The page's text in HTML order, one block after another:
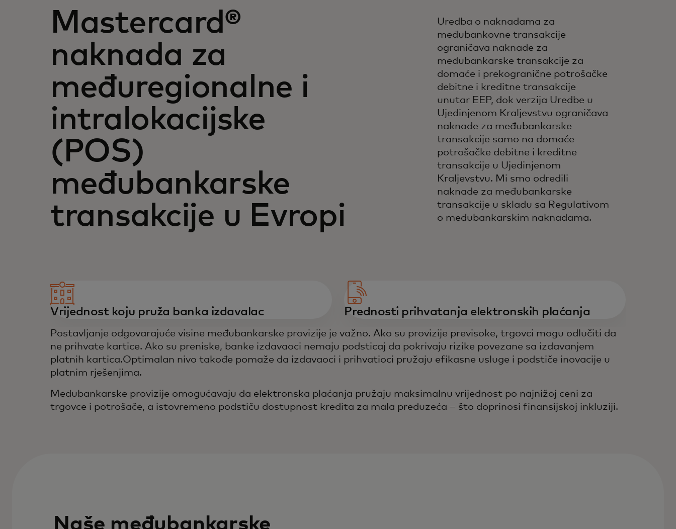
Mastercard®
naknada za
međuregionalne i
intralokacijske
(POS)
međubankarske
transakcije u Evropi
Uredba o naknadama za
međubankovne transakcije
ograničava naknade za
međubankarske transakcije za
domaće i prekogranične potrošačke
debitne i kreditne transakcije
unutar EEP, dok verzija Uredbe u
Ujedinjenom Kraljevstvu ograničava
naknade za međubankarske
transakcije samo na domaće
potrošačke debitne i kreditne
transakcije u Ujedinjenom
Kraljevstvu. Mi smo odredili
naknade za međubankarske
transakcije u skladu sa Regulativom
o međubankarskim naknadama.
Vrijednost koju pruža banka izdavalac Prednosti prihvatanja elektronskih plaćanja
Postavljanje odgovarajuće visine međubankarske provizije je važno. Ako su provizije previsoke, trgovci mogu odlučiti da
ne prihvate kartice. Ako su preniske, banke izdavaoci nemaju podsticaj da pokrivaju rizike povezane sa izdavanjem
platnih kartica.Optimalan nivo takođe pomaže da izdavaoci i prihvatioci pružaju efikasne usluge i podstiče inovacije u
platnim rješenjima.
Međubankarske provizije omogućavaju da elektronska plaćanja pružaju maksimalnu vrijednost po najnižoj ceni za
trgovce i potrošače, a istovremeno podstiču dostupnost kredita za mala preduzeća – što doprinosi finansijskoj inkluziji.
Naše međubankarske